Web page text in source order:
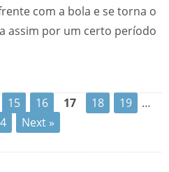
com a bola e se torna o
assim por um certo período
15 16 17 18 19
…
Next »